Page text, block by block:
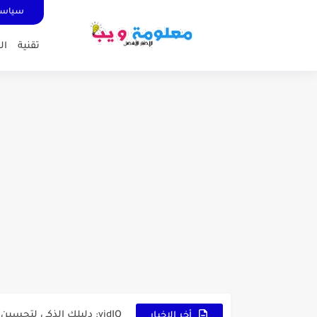
تقنية